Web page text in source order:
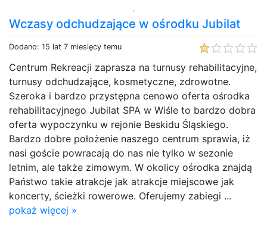
Wczasy odchudzające w ośrodku Jubilat
Dodano: 15 lat 7 miesięcy temu
Centrum Rekreacji zaprasza na turnusy rehabilitacyjne,
turnusy odchudzające, kosmetyczne, zdrowotne.
Szeroka i bardzo przystępna cenowo oferta ośrodka
rehabilitacyjnego Jubilat SPA w Wiśle to bardzo dobra
oferta wypoczynku w rejonie Beskidu Śląskiego.
Bardzo dobre położenie naszego centrum sprawia, iż
nasi goście powracają do nas nie tylko w sezonie
letnim, ale także zimowym. W okolicy ośrodka znajdą
Państwo takie atrakcje jak atrakcje miejscowe jak
koncerty, ścieżki rowerowe. Oferujemy zabiegi ...
pokaż więcej »